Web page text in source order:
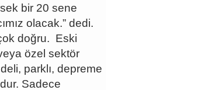
bir 20 sene
olacak.” dedi.
doğru. Eski
özel sektör
parklı, depreme
Sadece